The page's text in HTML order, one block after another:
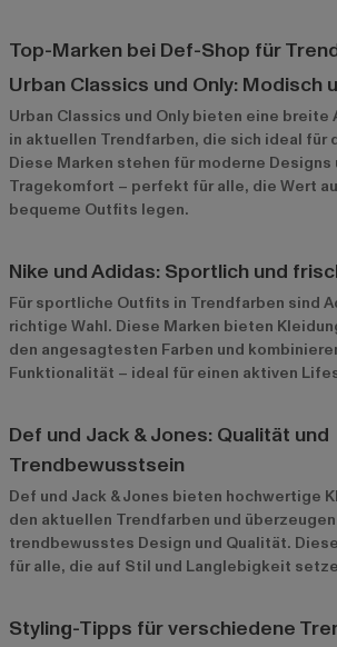
Top-Marken bei Def-Shop für
Urban Classics und Only: Modisch
Urban Classics und Only bieten eine breite
in aktuellen Trendfarben, die sich ideal für
Diese Marken stehen für moderne Designs
Tragekomfort – perfekt für alle, die Wert
bequeme Outfits legen.
Nike und Adidas: Sportlich und
Für sportliche Outfits in Trendfarben sind
richtige Wahl. Diese Marken bieten
den angesagtesten Farben und
Funktionalität – ideal für einen aktiven
Def und Jack & Jones: Qualität und
Trendbewusstsein
Def und Jack & Jones bieten hochwertige
den aktuellen Trendfarben und
trendbewusstes Design und Qualität.
für alle, die auf Stil und Langlebigkeit
Styling-Tipps für verschiedene